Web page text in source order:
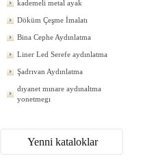
kademeli metal ayak
Döküm Çeşme İmalatı
Bina Cephe Aydınlatma
Liner Led Serefe aydınlatma
Şadrıvan Aydınlatma
dıyanet mınare aydınaltma
yonetmegı
Yenni kataloklar